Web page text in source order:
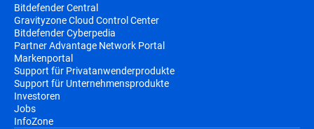
Bitdefender Central
Gravityzone Cloud Control Center
Bitdefender Cyberpedia
Partner Advantage Network Portal
Markenportal
Support für Privatanwenderprodukte
Support für Unternehmensprodukte
Investoren
Jobs
InfoZone